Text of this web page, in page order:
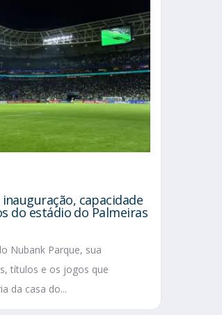
capacidade
do estádio do Palmeiras
Nubank Parque, sua
títulos e os jogos que
da casa do...